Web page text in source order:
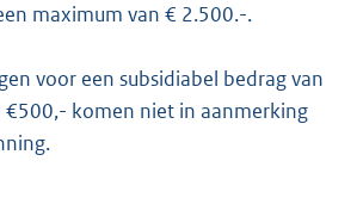
maximum van € 2.500.-.
voor een subsidiabel bedrag van
€500,- komen niet in aanmerking